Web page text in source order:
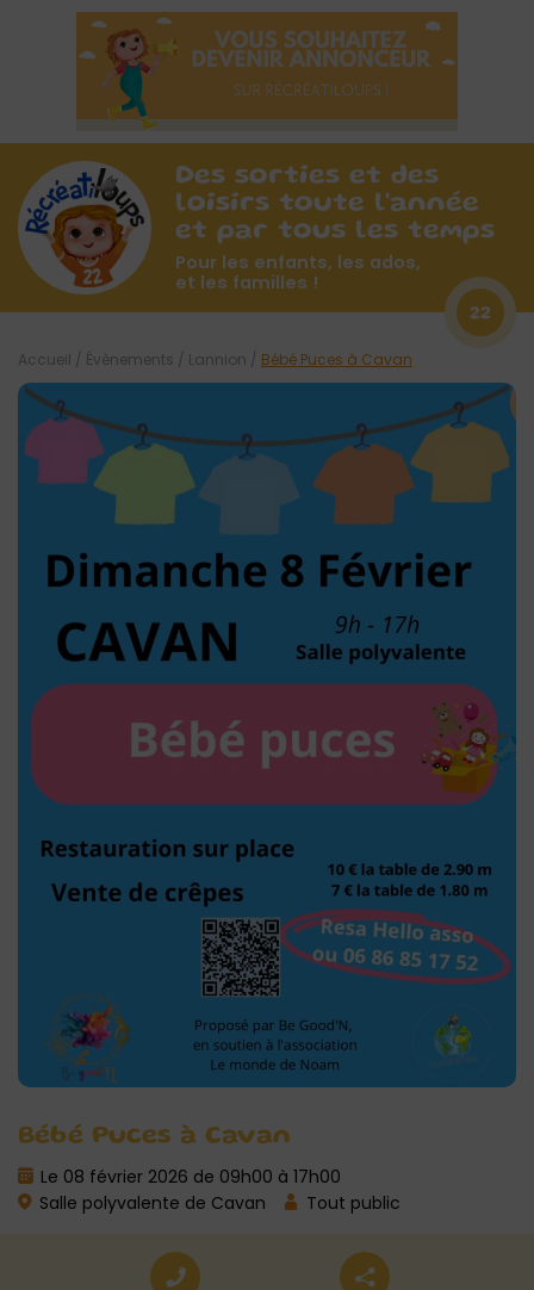
Des sorties et des
loisirs toute l'année
et par tous les temps
Pour les enfants, les ados,
et les familles !
22
Bébé Puces à Cavan
Le 08 février 2026 de 09h00 à 17h00
Salle polyvalente de Cavan
Tout public
Accueil / Évènements / Lannion / Bébé Puces à Cavan